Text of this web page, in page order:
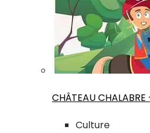
CHÂTEAU CHALABRE
Culture